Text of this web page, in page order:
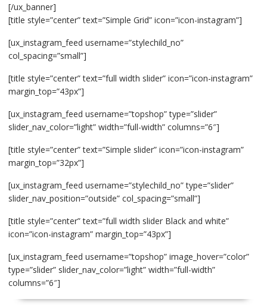
[/ux_banner]
[title style=”center” text=”Simple Grid” icon=”icon-instagram”]
[ux_instagram_feed username=”stylechild_no”
col_spacing=”small”]
[title style=”center” text=”full width slider” icon=”icon-instagram”
margin_top=”43px”]
[ux_instagram_feed username=”topshop” type=”slider”
slider_nav_color=”light” width=”full-width” columns=”6″]
[title style=”center” text=”Simple slider” icon=”icon-instagram”
margin_top=”32px”]
[ux_instagram_feed username=”stylechild_no” type=”slider”
slider_nav_position=”outside” col_spacing=”small”]
[title style=”center” text=”full width slider Black and white”
icon=”icon-instagram” margin_top=”43px”]
[ux_instagram_feed username=”topshop” image_hover=”color”
type=”slider” slider_nav_color=”light” width=”full-width”
columns=”6″]